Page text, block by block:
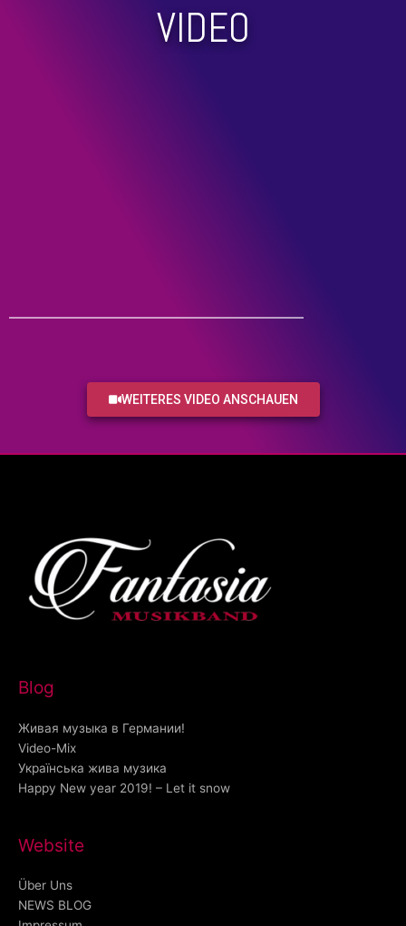
VIDEO
WEITERES VIDEO ANSCHAUEN
Blog
Живая музыка в Германии!
Video-Mix
Українська жива музика
Happy New year 2019! – Let it snow
Website
Über Uns
NEWS BLOG